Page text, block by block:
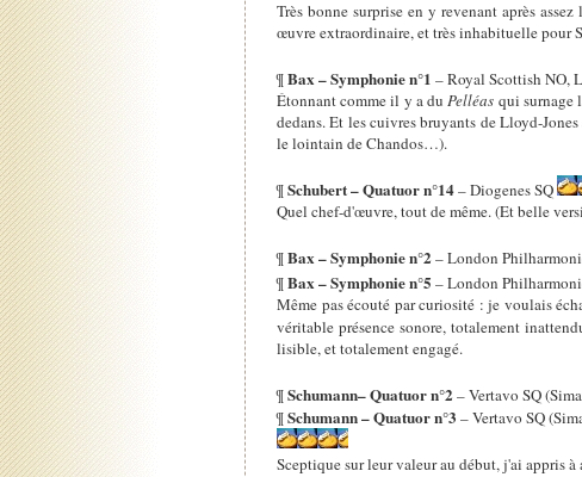
Très bonne surprise en y revenant après
œuvre extraordinaire, et très inhabituelle pour
¶Bax – Symphonie n°1 – Royal Scottish NO,
Étonnant comme il y a duPelléas qui surnage
dedans. Et les cuivres bruyants de Lloyd-
le lointain de Chandos…).
¶Schubert – Quatuor n°14– Diogenes SQ
Quel chef-d'œuvre, tout de même. (Et belle
¶Bax – Symphonie n°2– London
¶Bax – Symphonie n°5 – London
Même pas écouté par curiosité : je voulais
véritable présence sonore, totalement
lisible, et totalement engagé.
¶Schumann– Quatuor n°2– Vertavo SQ
¶Schumann – Quatuor n°3 – Vertavo SQ
Sceptique sur leur valeur au début, j'ai appris